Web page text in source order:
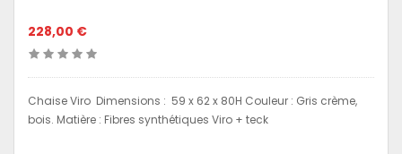
228,00 €
Chaise Viro Dimensions : 59 x 62 x 80H Couleur : Gris crème,
bois. Matière : Fibres synthétiques Viro + teck